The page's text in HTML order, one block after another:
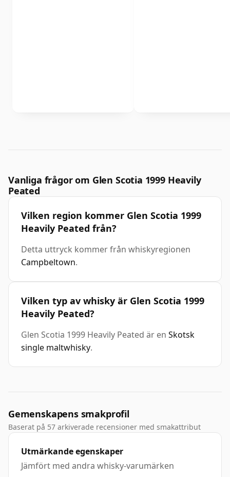
Vanliga frågor om Glen Scotia 1999 Heavily
Peated
Vilken region kommer Glen Scotia 1999
Heavily Peated från?
Detta uttryck kommer från whiskyregionen
Campbeltown.
Vilken typ av whisky är Glen Scotia 1999
Heavily Peated?
Glen Scotia 1999 Heavily Peated är en Skotsk
single maltwhisky.
Gemenskapens smakprofil
Baserat på 57 arkiverade recensioner med smakattribut
Utmärkande egenskaper
Jämfört med andra whisky-varumärken